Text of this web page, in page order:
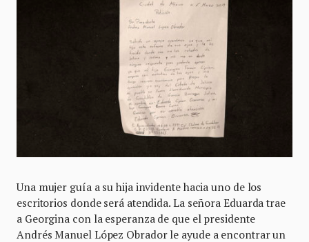
Una mujer guía a su hija invidente hacia uno de los
escritorios donde será atendida. La señora Eduarda trae
a Georgina con la esperanza de que el presidente
Andrés Manuel López Obrador le ayude a encontrar un